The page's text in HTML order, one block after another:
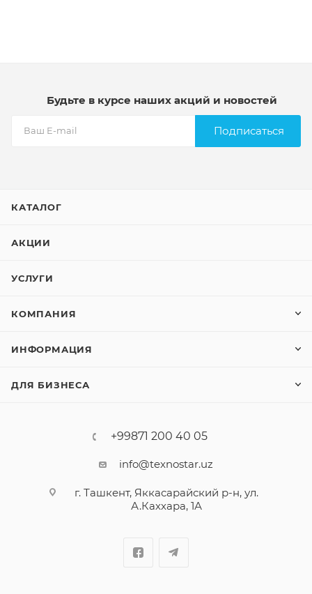
Будьте в курсе наших акций и новостей
Подписаться
КАТАЛОГ
АКЦИИ
УСЛУГИ
КОМПАНИЯ
ИНФОРМАЦИЯ
ДЛЯ БИЗНЕСА
+99871 200 40 05
info@texnostar.uz
г. Ташкент, Яккасарайский р-н, ул.
А.Каххара, 1А